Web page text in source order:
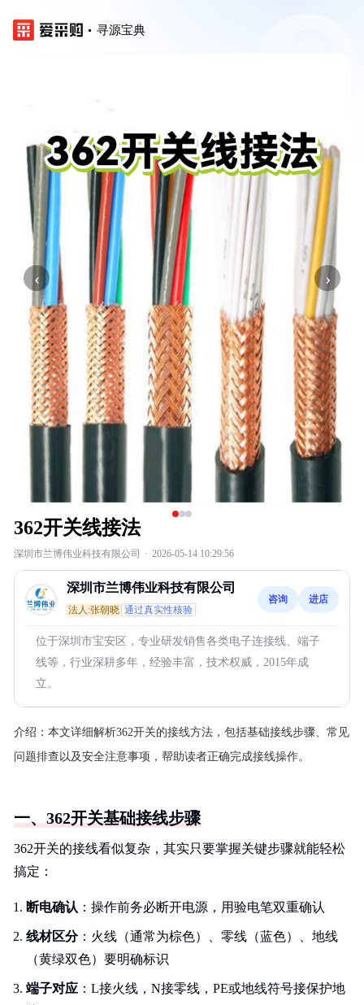
寻源宝典
‹ ›
362开关线接法
深圳市兰博伟业科技有限公司 · 2026-05-14 10:29:56
深圳市兰博伟业科技有限公司
法人:张朝晓 通过真实性核验
咨询 进店
位于深圳市宝安区，专业研发销售各类电子连接线、端子
线等，行业深耕多年，经验丰富，技术权威，2015年成
立。
介绍： 本文详细解析362开关的接线方法，包括基础接线步骤、常见
问题排查以及安全注意事项，帮助读者正确完成接线操作。
一、362开关基础接线步骤
362开关的接线看似复杂，其实只要掌握关键步骤就能轻松
搞定：
断电确认 ：操作前务必断开电源，用验电笔双重确认
线材区分：火线（通常为棕色）、零线（蓝色）、地线
（黄绿双色）要明确标识
端子对应 ：L接火线，N接零线，PE或地线符号接保护地